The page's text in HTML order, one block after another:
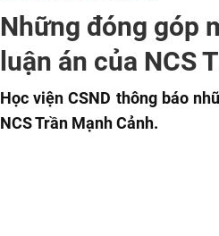
Những đóng góp
luận án của NCS
Học viện CSND thông báo
NCS Trần Mạnh Cảnh.